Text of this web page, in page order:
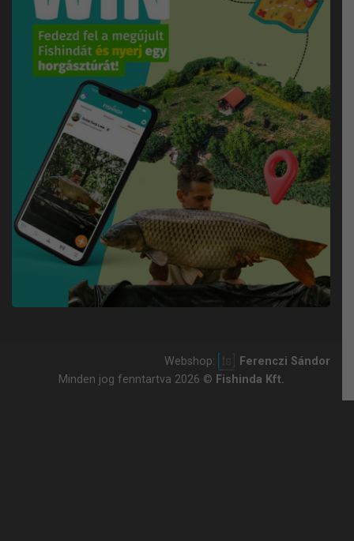
Webshop:
Ferenczi Sándor
Minden jog fenntartva 2026 © Fishinda Kft.